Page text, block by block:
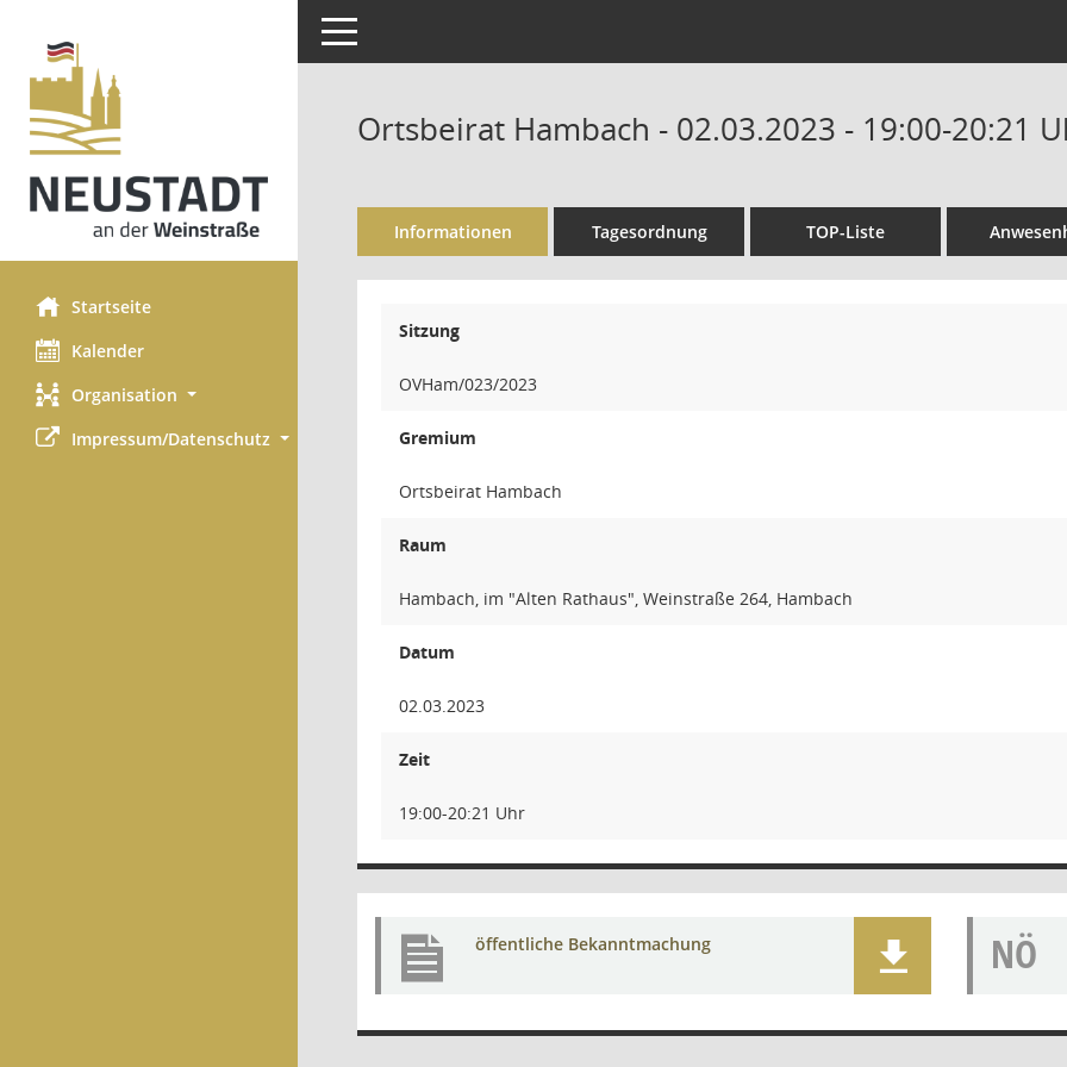
Startseite
Kalender
Organisation
Impressum/Datenschutz
Toggle navigation
Ortsbeirat Hambach - 02.03.2023 - 19:00-20:21
Informationen Tagesordnung TOP-Liste
Sitzung
OVHam/023/2023
Gremium
Ortsbeirat Hambach
Raum
Hambach, im "Alten Rathaus", Weinstraße 264, Hambach
Datum
02.03.2023
Zeit
19:00-20:21 Uhr
öffentliche Bekanntmachung NÖ